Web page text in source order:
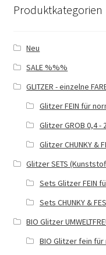
Produktkategorien
Neu
SALE %%%
GLITZER - einzelne
Glitzer FEIN für
Glitzer GROB 0,4 -
Glitzer CHUNKY &
Glitzer SETS
Sets Glitzer FEIN
Sets CHUNKY &
BIO Glitzer
BIO Glitzer fein für